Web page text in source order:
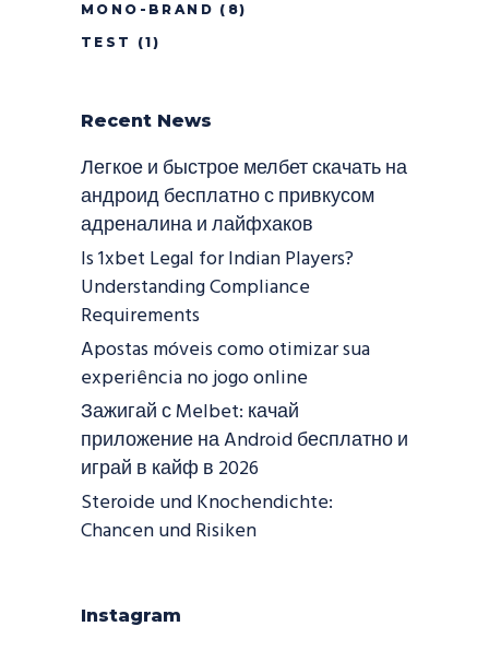
MONO-BRAND (8)
TEST
(1)
Recent News
Легкое и быстрое мелбет скачать на
андроид бесплатно с привкусом
адреналина и лайфхаков
Is 1xbet Legal for Indian Players?
Understanding Compliance
Requirements
Apostas móveis como otimizar sua
experiência no jogo online
Зажигай с Melbet: качай
приложение на Android бесплатно и
играй в кайф в 2026
Steroide und Knochendichte:
Chancen und Risiken
Instagram